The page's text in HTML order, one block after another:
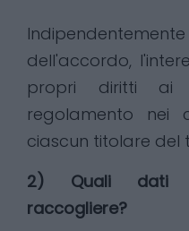
dell'accordo,
propri diritti ai
regolamento nei
ciascun titolare del
2) Quali dati
raccogliere?